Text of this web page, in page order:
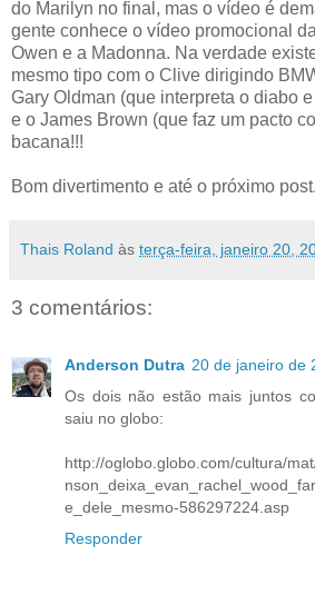
do Marilyn no final, mas o vídeo é
gente conhece o vídeo promocional
Owen e a Madonna. Na verdade
mesmo tipo com o Clive dirigindo
Gary Oldman (que interpreta o diabo
e o James Brown (que faz um pacto
bacana!!!
Bom divertimento e até o próximo post.
Thais Roland às terça-feira, janeiro 20,
3 comentários:
Anderson Dutra 20 de janeiro de
Os dois não estão mais juntos
saiu no globo:
http://oglobo.globo.com/cultura/
e_dele_mesmo-586297224.asp
Responder